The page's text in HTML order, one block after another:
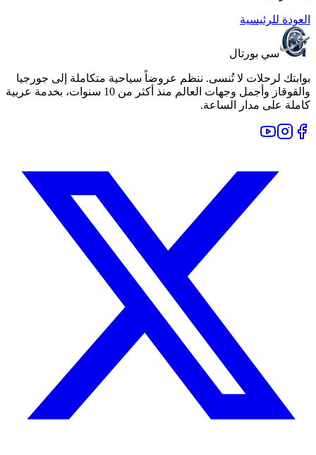
العودة للرئيسية
سي بورتال
بوابتك لرحلات لا تُنسى. ننظم عروضاً سياحية متكاملة إلى جورجيا
والقوقاز وأجمل وجهات العالم منذ أكثر من 10 سنوات، بخدمة عربية
كاملة على مدار الساعة.